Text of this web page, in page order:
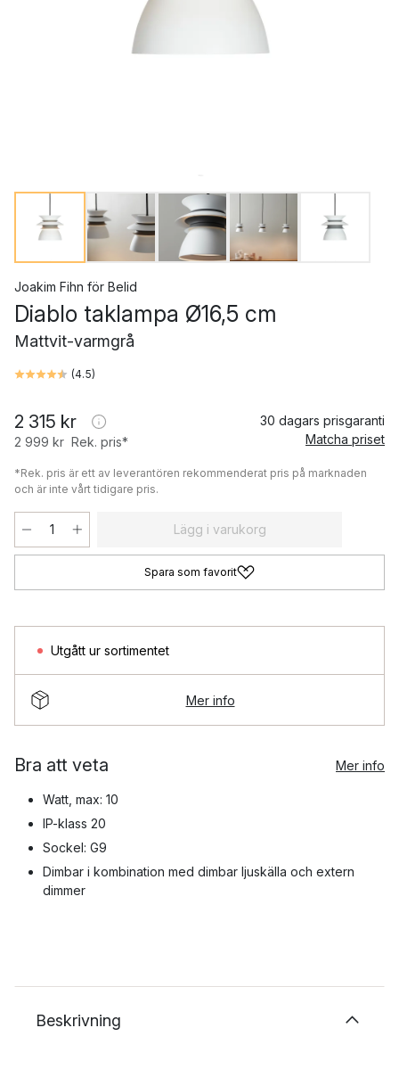
Joakim Fihn för Belid
Diablo taklampa Ø16,5 cm
Mattvit-varmgrå
(4.5)
2 315 kr
2 999 kr Rek. pris*
30 dagars prisgaranti
Matcha priset
*Rek. pris är ett av leverantören rekommenderat pris på marknaden
och är inte vårt tidigare pris.
Lägg i varukorg
Spara som favorit
Utgått ur sortimentet
Mer info
Bra att veta Mer info
Watt, max: 10
IP-klass 20
Sockel: G9
Dimbar i kombination med dimbar ljuskälla och extern
dimmer
Beskrivning